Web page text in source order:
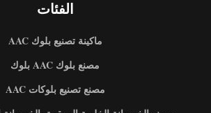
الفئات
ماكينة تصنيع بلوك AAC
مصنع بلوك AAC بلوك
مصنع تصنيع بلوكات AAC